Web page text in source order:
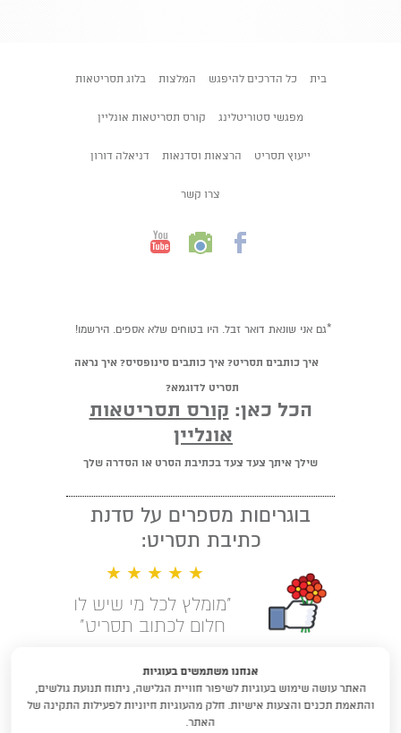
בית כל הדרכים להיפגש המלצות בלוג תסריטאות
מפגשי סטוריטלינג קורס תסריטאות אונליין
ייעוץ תסריט הרצאות וסדנאות דניאלה דורון
צרו קשר
*גם אני שונאת דואר זבל. היו בטוחים שלא אספים. הירשמו!
איך כותבים תסריט? איך כותבים סינופסיס? איך נראה
תסריט לדוגמא?
הכל כאן: קורס תסריטאות
אונליין
שילך איתך צעד צעד בכתיבת הסרט או הסדרה שלך
בוגריםות מספרים על סדנת
כתיבת תסריט:
★ ★ ★ ★ ★
"מומלץ לכל מי שיש לו
חלום לכתוב תסריט"
לימודי תסריטאות וסטוריטלינג עם
דניאלה דורון
אנחנו משתמשים בעוגיות
האתר עושה שימוש בעוגיות לשיפור חוויית הגלישה, ניתוח תנועת גולשים,
והתאמת תכנים והצעות אישיות. חלק מהעוגיות חיוניות לפעילות התקינה של
האתר.